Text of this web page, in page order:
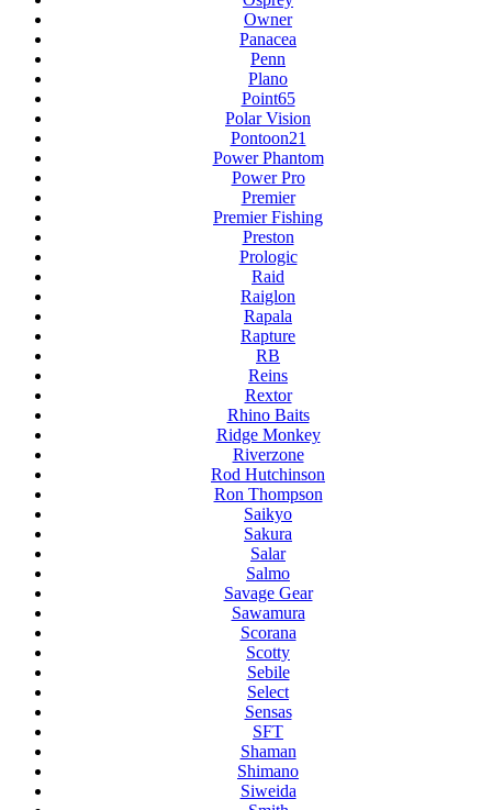
Owner
Panacea
Penn
Plano
Point65
Polar Vision
Pontoon21
Power Phantom
Power Pro
Premier
Premier Fishing
Preston
Prologic
Raid
Raiglon
Rapala
Rapture
RB
Reins
Rextor
Rhino Baits
Ridge Monkey
Riverzone
Rod Hutchinson
Ron Thompson
Saikyo
Sakura
Salar
Salmo
Savage Gear
Sawamura
Scorana
Scotty
Sebile
Select
Sensas
SFT
Shaman
Shimano
Siweida